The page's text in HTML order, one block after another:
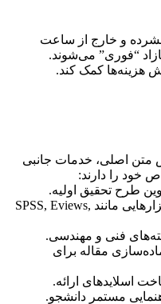
و خارج از ساعت
“فوری” می‌شوند.
هزینه‌ها کمک کند.
متن اصلی، خدمات جانبی
خود را دارند:
طرح تحقیق اولیه.
* **تحلیل آماری:** استفاده از نرم‌افزارهایی مانند SPSS, Eviews,
فنی و مهندسی.
مقاله برای
اسلایدهای ارائه.
مستمر دانشجو.